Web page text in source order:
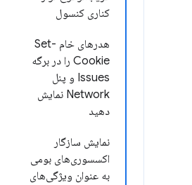
کناری کنسول
هدرهای خام Set-
Cookie را در برگه
Issues و پنل
Network نمایش
دهید
نمایش سازگار
اکسسوری‌های بومی
به عنوان ویژگی‌های